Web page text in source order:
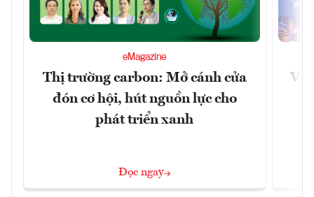
eMagazine
Thị trường carbon: Mở cánh cửa
đón cơ hội, hút nguồn lực cho
phát triển xanh
Đọc ngay